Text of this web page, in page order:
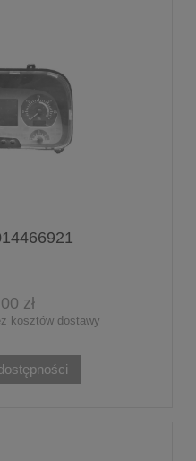
zł
kosztów dostawy